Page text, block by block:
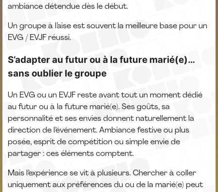
ambiance détendue dès le début.
Un groupe à l’aise est souvent la meilleure base pour un
EVG / EVJF réussi.
S’adapter au futur ou à la future marié(e)…
sans oublier le groupe
Un EVG ou un EVJF reste avant tout un moment dédié
au futur ou à la future marié(e). Ses goûts, sa
personnalité et ses envies donnent naturellement la
direction de l’événement. Ambiance festive ou plus
posée, esprit de compétition ou simple envie de
partager : ces éléments comptent.
Mais l’expérience se vit à plusieurs. Chercher à coller
uniquement aux préférences du ou de la marié(e) peut